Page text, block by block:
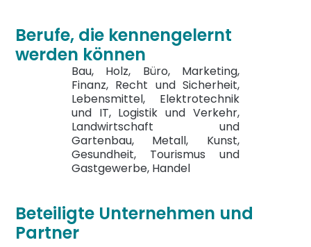
Berufe, die kennengelernt
werden können
Bau, Holz, Büro, Marketing,
Finanz, Recht und Sicherheit,
Lebensmittel, Elektrotechnik
und IT, Logistik und Verkehr,
Landwirtschaft und
Gartenbau, Metall, Kunst,
Gesundheit, Tourismus und
Gastgewerbe, Handel
Beteiligte Unternehmen und
Partner